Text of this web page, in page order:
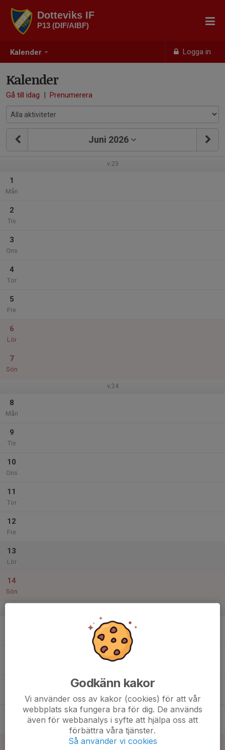
Kalender Logga in
Dotteviks IF
P13 (DIF/AIBF)
Kalender
Gå till idag | Prenumerera
Juni 2026
v.23
1
Mån
2
Tis
3
Ons
4
Tor
5
Fre
6
Lör
7
Sön
v.24
8
Mån
9
Tis
10
Ons
11
Tor
12
Fre
13
Lör
14
Sön
Godkänn kakor
Vi använder oss av kakor (cookies) för att vår
webbplats ska fungera bra för dig. De används
även för webbanalys i syfte att hjälpa oss att
förbättra våra tjänster.
Så använder vi cookies